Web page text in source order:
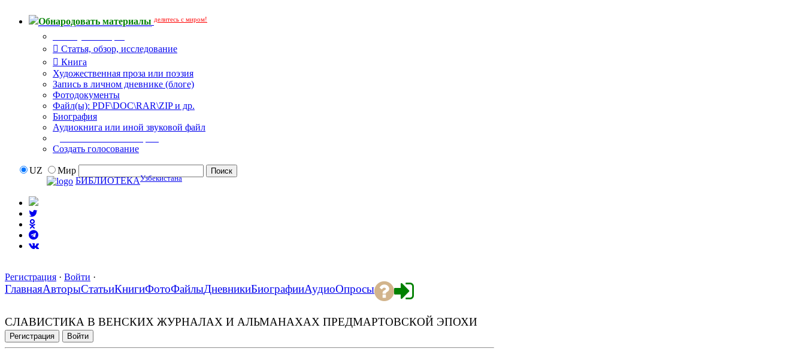
Обнародовать материалы делитесь с миром!
Статья, обзор, исследование
Книга
Художественная проза или поэзия
Запись в личном дневнике (блоге)
Фотодокументы
Файл(ы): PDF\DOC\RAR\ZIP и др.
Биография
Аудиокнига или иной звуковой файл
Создать голосование
UZ
Мир
БИБЛИОТЕКАУзбекистана
Регистрация · Войти ·
ГлавнаяАвторыСтатьиКнигиФотоФайлыДневникиБиографииАудиоОпросы
СЛАВИСТИКА В ВЕНСКИХ ЖУРНАЛАХ И АЛЬМАНАХАХ ПРЕДМАРТОВСКОЙ ЭПОХИ
Регистрация Войти